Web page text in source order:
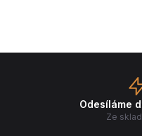
Odesíláme
Ze